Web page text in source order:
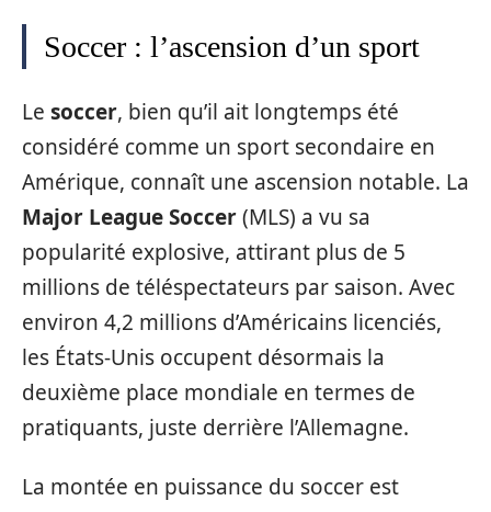
Soccer : l’ascension d’un sport
Le soccer, bien qu’il ait longtemps été
considéré comme un sport secondaire en
Amérique, connaît une ascension notable. La
Major League Soccer(MLS) a vu sa
popularité explosive, attirant plus de 5
millions de téléspectateurs par saison. Avec
environ 4,2 millions d’Américains licenciés,
les États-Unis occupent désormais la
deuxième place mondiale en termes de
pratiquants, juste derrière l’Allemagne.
La montée en puissance du soccer est